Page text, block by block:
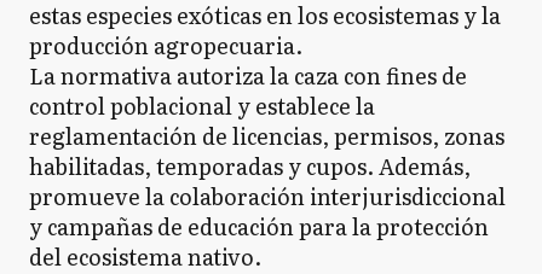
estas especies exóticas en los ecosistemas y la
producción agropecuaria.
La normativa autoriza la caza con fines de
control poblacional y establece la
reglamentación de licencias, permisos, zonas
habilitadas, temporadas y cupos. Además,
promueve la colaboración interjurisdiccional
y campañas de educación para la protección
del ecosistema nativo.